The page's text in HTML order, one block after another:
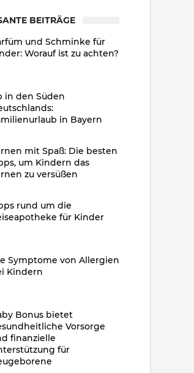
BEITRÄGE
und Schminke für
Worauf ist zu achten?
in den Süden
in Bayern
mit Spaß: Die besten
um Kindern das
zu versüßen
rund um die
für Kinder
Symptome von Allergien
Kindern
Bonus bietet
Vorsorge
finanzielle
für